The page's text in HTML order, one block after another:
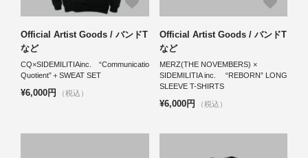
Official Artist Goods / バンドT
など
CQ×SIDEMILITIAinc. “Communication,Cultural,Curiosity
Quotient”＋SWEAT SET
¥6,000円 （税込）
Official Artist Goods / バンドT
など
MERZ(THE NOVEMBERS) ×
SIDEMILITIA inc. “REBORN” LONG
SLEEVE T-SHIRTS
¥6,000円 （税込）